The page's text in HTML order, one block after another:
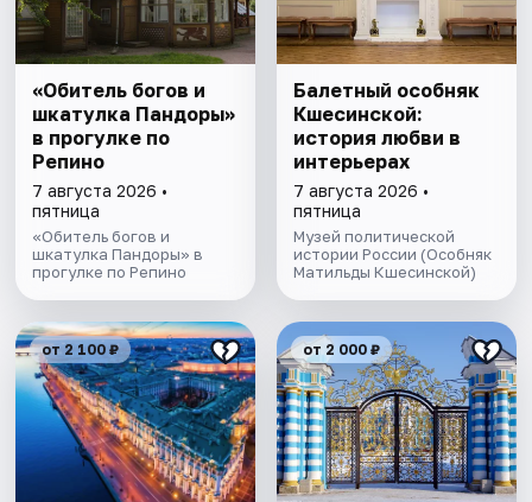
«Обитель богов и
шкатулка Пандоры»
в прогулке по
Репино
7 августа 2026 •
пятница
«Обитель богов и
шкатулка Пандоры» в
прогулке по Репино
Балетный особняк
Кшесинской:
история любви в
интерьерах
7 августа 2026 •
пятница
Музей политической
истории России (Особняк
Матильды Кшесинской)
от 2 100 ₽ от 2 000 ₽